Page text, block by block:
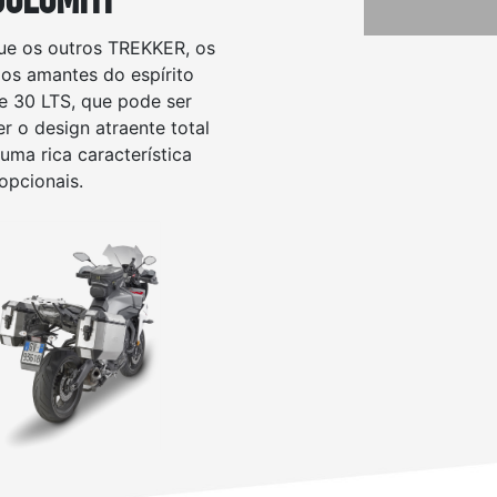
os outros TREKKER, os
amantes do espírito
30 LTS, que pode ser
o design atraente total
rica característica